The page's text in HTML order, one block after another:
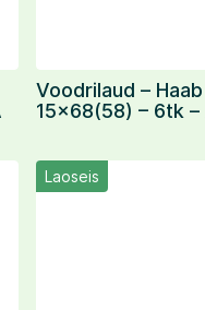
Voodrilaud –
15×68(58) – 6tk –
Laoseis